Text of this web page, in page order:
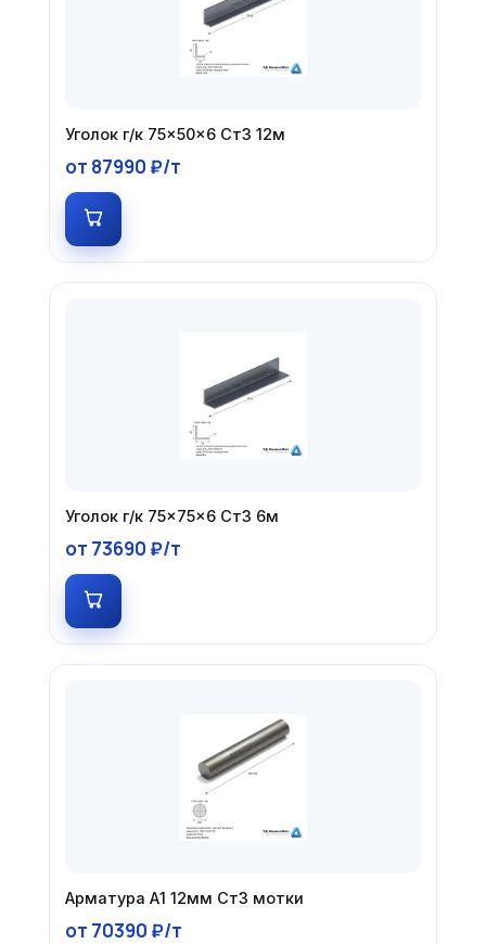
Уголок г/к 75×50×6 Ст3 12м
от 87990 ₽/т
Уголок г/к 75×75×6 Ст3 6м
от 73690 ₽/т
Арматура А1 12мм Ст3 мотки
от 70390 ₽/т